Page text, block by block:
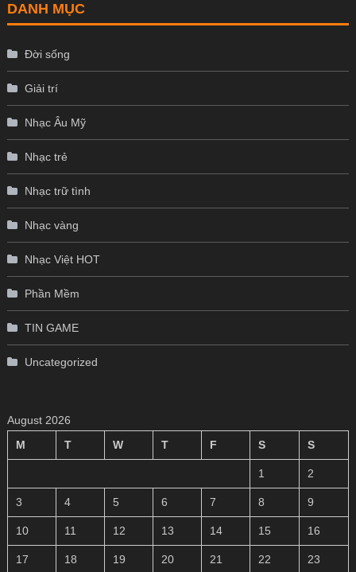
DANH MỤC
Đời sống
Giải trí
Nhạc Âu Mỹ
Nhạc trẻ
Nhạc trữ tình
Nhạc vàng
Nhạc Việt HOT
Phần Mềm
TIN GAME
Uncategorized
August 2026
M
T W T F S S
1 2
3 4 5 6 7 8 9
10 11 12 13 14 15 16
17 18 19 20 21 22 23